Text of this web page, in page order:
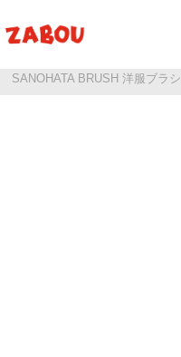
SANOHATA BRUSH 洋服ブラシ